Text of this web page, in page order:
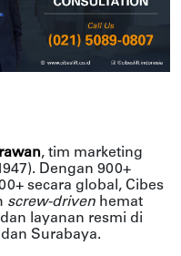
, tim marketing
Dengan 900+
secara global, Cibes
screw-driven hemat
layanan resmi di
Surabaya.